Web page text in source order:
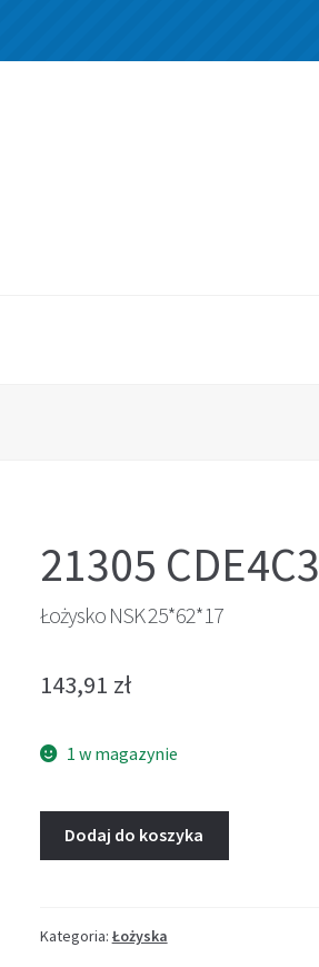
21305 CDE4C3
Łożysko NSK 25*62*17
143,91 zł
1 w magazynie
Dodaj do koszyka
Kategoria: Łożyska